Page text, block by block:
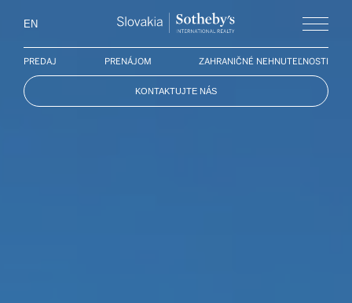
Slovakia
EN
PREDAJ PRENÁJOM ZAHRANIČNÉ NEHNUTEĽNOSTI
KONTAKTUJTE NÁS